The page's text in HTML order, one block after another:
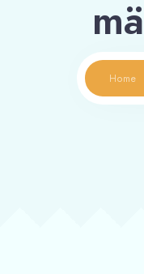
Home